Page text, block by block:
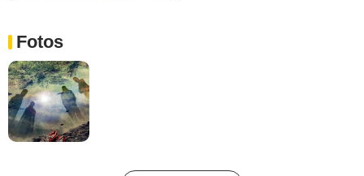
Fotos